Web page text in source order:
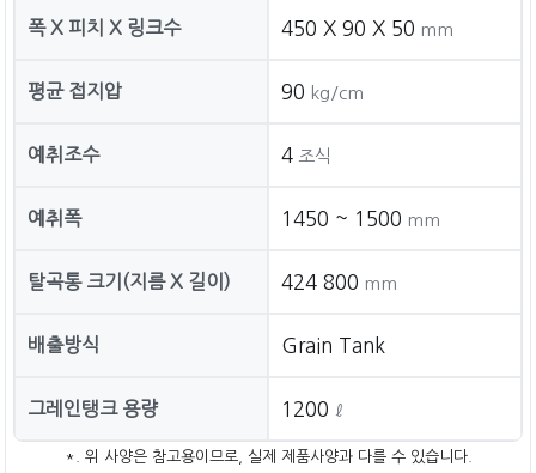
폭 X 피치 X 링크수 450 X 90 X 50 mm
평균 접지압 90 kg/cm
예취조수 4 조식
예취폭 1450 ~ 1500 mm
탈곡통 크기(지름 X 길이) 424 800 mm
배출방식 Grain Tank
그레인탱크 용량 1200 ℓ
*. 위 사양은 참고용이므로, 실제 제품사양과 다를 수 있습니다.